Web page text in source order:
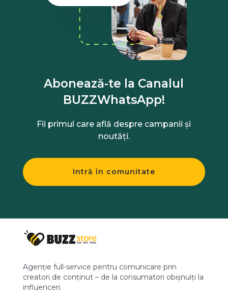
Abonează-te la Canalul
BUZZWhatsApp!
Fii primul care află despre campanii și
noutăți.
Intră în comunitate
Agenție full-service pentru comunicare prin
creatori de conținut – de la consumatori obișnuiți la
influenceri.